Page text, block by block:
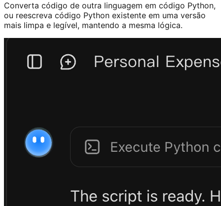
Converta código de outra linguagem em código Python,
ou reescreva código Python existente em uma versão
mais limpa e legível, mantendo a mesma lógica.